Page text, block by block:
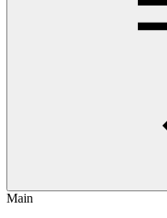
Main